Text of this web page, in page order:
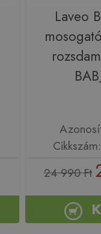
Laveo
24 990 Ft